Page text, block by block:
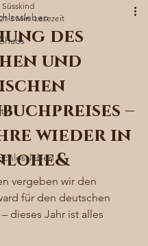
des
und
–
wieder in
3 Min. Lesezeit
vergeben wir den
für den deutschen
dieses Jahr ist alles